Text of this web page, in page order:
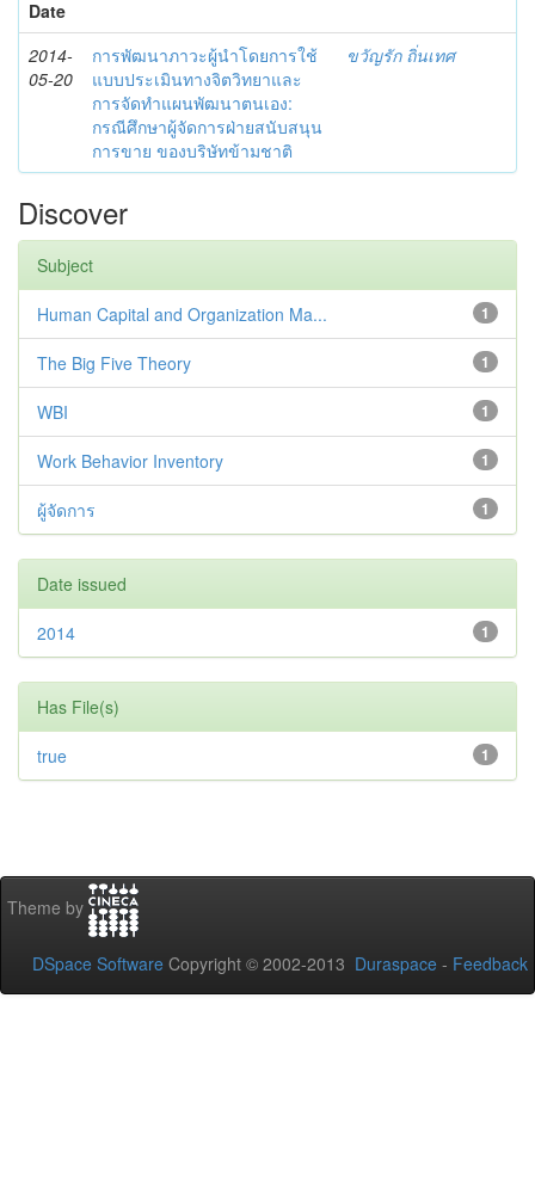
Date
2014-
05-20
การพัฒนาภาวะผู้นำโดยการใช้
แบบประเมินทางจิตวิทยาและ
การจัดทำแผนพัฒนาตนเอง:
กรณีศึกษาผู้จัดการฝ่ายสนับสนุน
การขาย ของบริษัทข้ามชาติ
ขวัญรัก ถิ่นเทศ
Discover
Subject
1
Human Capital and Organization Ma...
1
The Big Five Theory
1
WBI
1
Work Behavior Inventory
1
ผู้จัดการ
Date issued
1
2014
Has File(s)
1
true
Theme by
DSpace Software Copyright © 2002-2013 Duraspace - Feedback